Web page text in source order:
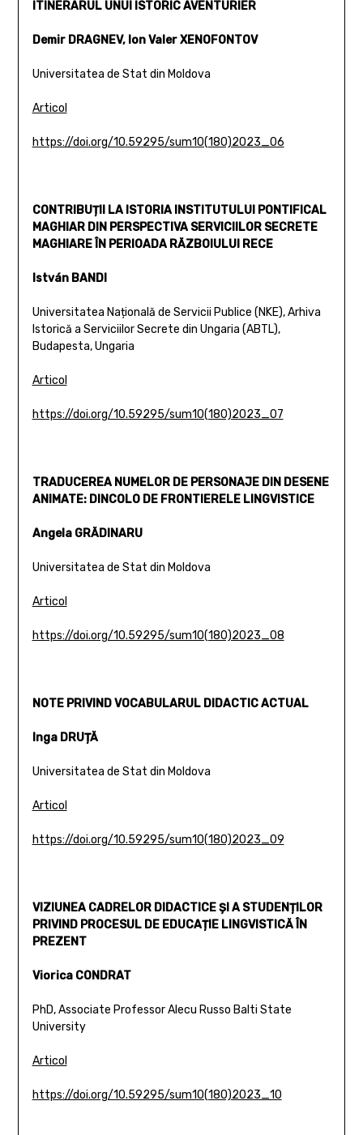
ITINERARUL UNUI ISTORIC AVENTURIER
Demir DRAGNEV, Ion Valer XENOFONTOV
Universitatea de Stat din Moldova
Articol
https://doi.org/10.59295/sum10(180)2023_06
CONTRIBUȚII LA ISTORIA INSTITUTULUI PONTIFICAL
MAGHIAR DIN PERSPECTIVA SERVICIILOR SECRETE
MAGHIARE ÎN PERIOADA RĂZBOIULUI RECE
István BANDI
Universitatea Națională de Servicii Publice (NKE), Arhiva
Istorică a Serviciilor Secrete din Ungaria (ABTL),
Budapesta, Ungaria
Articol
https://doi.org/10.59295/sum10(180)2023_07
TRADUCEREA NUMELOR DE PERSONAJE DIN DESENE
ANIMATE: DINCOLO DE FRONTIERELE LINGVISTICE
Angela GRĂDINARU
Universitatea de Stat din Moldova
Articol
https://doi.org/10.59295/sum10(180)2023_08
NOTE PRIVIND VOCABULARUL DIDACTIC ACTUAL
Inga DRUȚĂ
Universitatea de Stat din Moldova
Articol
https://doi.org/10.59295/sum10(180)2023_09
VIZIUNEA CADRELOR DIDACTICE ȘI A STUDENȚILOR
PRIVIND PROCESUL DE EDUCAȚIE LINGVISTICĂ ÎN
PREZENT
Viorica CONDRAT
PhD, Associate Professor Alecu Russo Balti State
University
Articol
https://doi.org/10.59295/sum10(180)2023_10